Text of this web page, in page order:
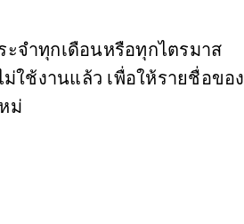
จำทุกเดือนหรือทุกไตรมาส
ใช้งานแล้ว เพื่อให้รายชื่อของ
ม่